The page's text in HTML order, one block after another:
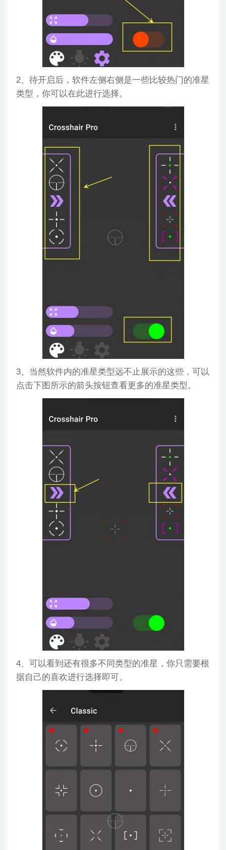
2、待开启后，软件左侧右侧是一些比较热门的准星
类型，你可以在此进行选择。
3、当然软件内的准星类型远不止展示的这些，可以
点击下图所示的箭头按钮查看更多的准星类型。
4、可以看到还有很多不同类型的准星，你只需要根
据自己的喜欢进行选择即可。